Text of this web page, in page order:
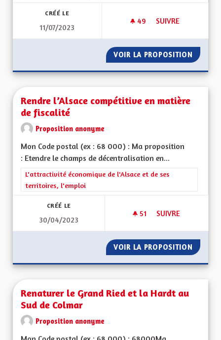
CRÉÉ LE
11/07/2023
49 49 ABONNÉS
SUIVRE
VOIR LA PROPOSITION
Rendre l’Alsace compétitive en matière
de fiscalité
Proposition anonyme
Mon Code postal (ex : 68 000) : Ma proposition
: Etendre le champs de décentralisation en...
Filtrer les résultats de la catégorie : L'attractivité
L'attractivité économique de l'Alsace et de ses
territoires, l'emploi
CRÉÉ LE
30/04/2023
51 51 ABONNÉS
SUIVRE
VOIR LA PROPOSITION
Renaturer le Grand Ried et la Hardt au
Sud de Colmar
Proposition anonyme